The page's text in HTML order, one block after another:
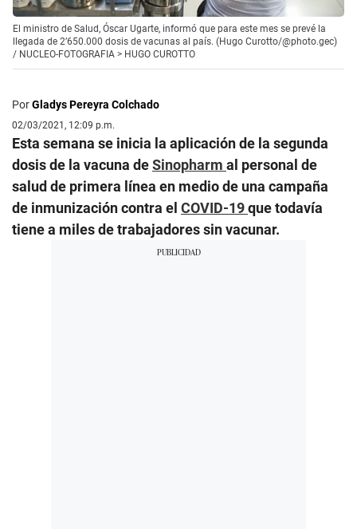
El ministro de Salud, Óscar Ugarte, informó que para este mes se prevé la
llegada de 2’650.000 dosis de vacunas al país. (Hugo Curotto/@photo.gec)
/ NUCLEO-FOTOGRAFIA > HUGO CUROTTO
PorGladys Pereyra Colchado
02/03/2021, 12:09 p.m.
Esta semana se inicia la aplicación de la segunda
dosis de la vacuna deSinopharm al personal de
salud de primera línea en medio de una campaña
de inmunización contra el COVID-19que todavía
tiene a miles de trabajadores sin vacunar.